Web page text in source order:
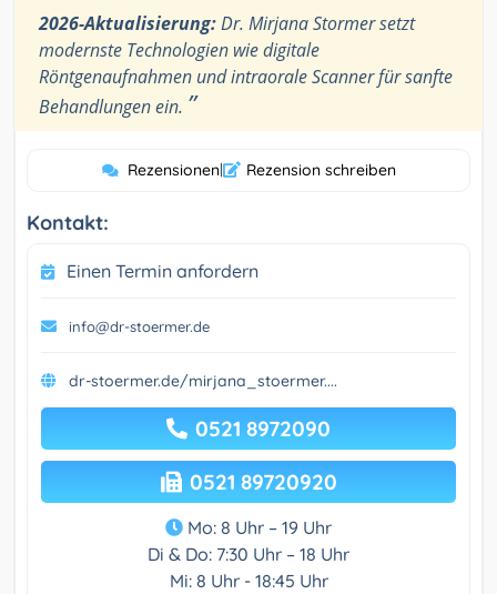
2026-Aktualisierung:Dr. Mirjana Stormer setzt
modernste Technologien wie digitale
Röntgenaufnahmen und intraorale Scanner für sanfte
Behandlungen ein. ”
Rezensionen| Rezension schreiben
Kontakt:
Einen Termin anfordern
info@dr-stoermer.de
dr-stoermer.de/mirjana_stoermer....
0521 8972090
0521 89720920
Mo: 8 Uhr – 19 Uhr
Di & Do: 7:30 Uhr – 18 Uhr
Mi: 8 Uhr - 18:45 Uhr